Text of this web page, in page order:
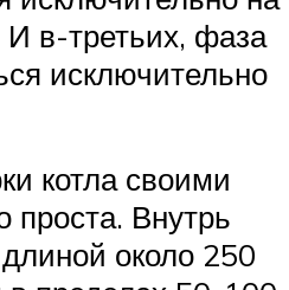
в-третьих, фаза
исключительно
котла своими
проста. Внутрь
около 250